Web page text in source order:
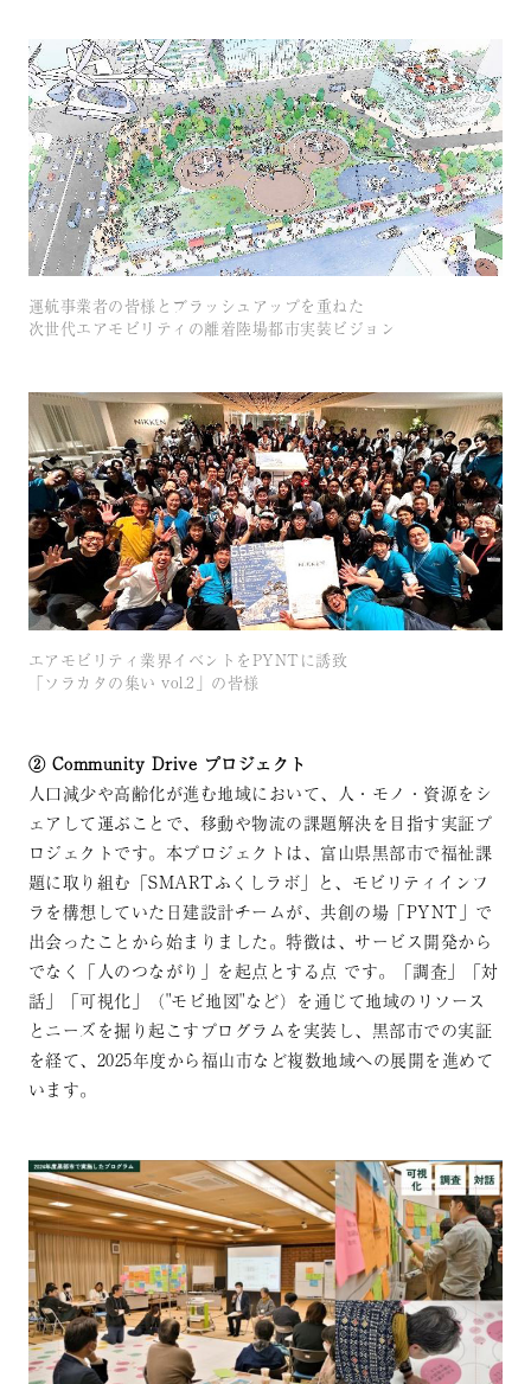
運航事業者の皆様とブラッシュアップを重ねた
次世代エアモビリティの離着陸場都市実装ビジョン
エアモビリティ業界イベントをPYNTに誘致
「ソラカタの集い vol.2」の皆様
② Community Drive プロジェクト
人口減少や高齢化が進む地域において、人・モノ・資源をシ
ェアして運ぶことで、移動や物流の課題解決を目指す実証プ
ロジェクトです。本プロジェクトは、富山県黒部市で福祉課
題に取り組む「SMARTふくしラボ」と、モビリティインフ
ラを構想していた日建設計チームが、共創の場「PYNT」で
出会ったことから始まりました。特徴は、サービス開発から
でなく「人のつながり」を起点とする点 です。「調査」「対
話」「可視化」（"モビ地図"など）を通じて地域のリソース
とニーズを掘り起こすプログラムを実装し、黒部市での実証
を経て、2025年度から福山市など複数地域への展開を進めて
います。